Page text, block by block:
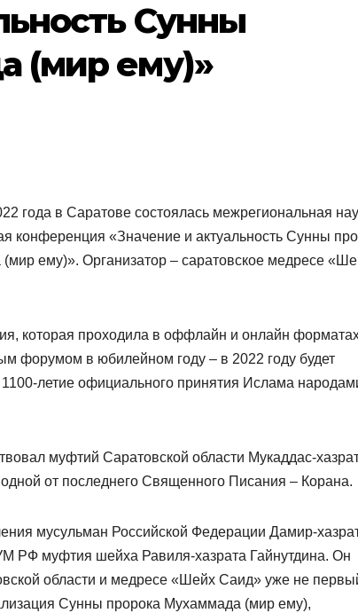
Сунны
(мир ему)»
года в Саратове состоялась межрегиональная
конференция «Значение и актуальность Сунны
ему)». Организатор – саратовское медресе
которая проходила в оффлайн и онлайн
форумом в юбилейном году – в 2022 году будет
1100-летие официального принятия Ислама
муфтий Саратовской области Мукаддас-
от последнего Священного Писания – Корана.
мусульман Российской Федерации Дамир-
РФ муфтия шейха Равиля-хазрата Гайнутдина. Он
области и медресе «Шейх Саид» уже не
Сунны пророка Мухаммада (мир ему),